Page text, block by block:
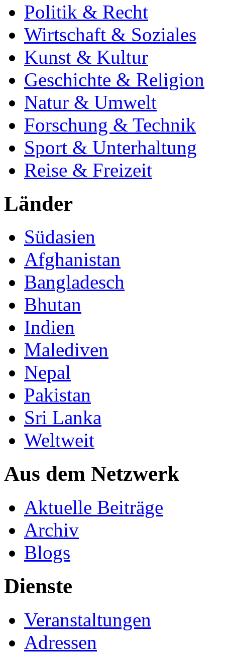
Politik & Recht
Wirtschaft & Soziales
Kunst & Kultur
Geschichte & Religion
Natur & Umwelt
Forschung & Technik
Sport & Unterhaltung
Reise & Freizeit
Länder
Südasien
Afghanistan
Bangladesch
Bhutan
Indien
Malediven
Nepal
Pakistan
Sri Lanka
Weltweit
Aus dem Netzwerk
Aktuelle Beiträge
Archiv
Blogs
Dienste
Veranstaltungen
Adressen